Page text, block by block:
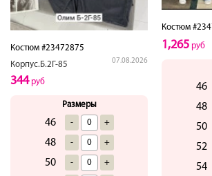
Костюм #23472875
Корпус.Б.2Г-85
07.08.2026
344руб
Размеры
46 - +
48 - +
50 - +
Костюм
1,265 руб
46
48
50
52
54